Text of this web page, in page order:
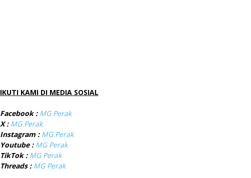
IKUTI KAMI DI MEDIA SOSIAL
Facebook : MG Perak
X : MG Perak
Instagram : MG Perak
Youtube : MG Perak
TikTok : MG Perak
Threads : MG Perak